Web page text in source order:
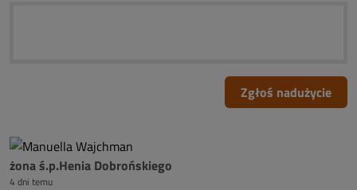
Zgłoś nadużycie
żona ś.p.Henia Dobrońskiego
4 dni temu